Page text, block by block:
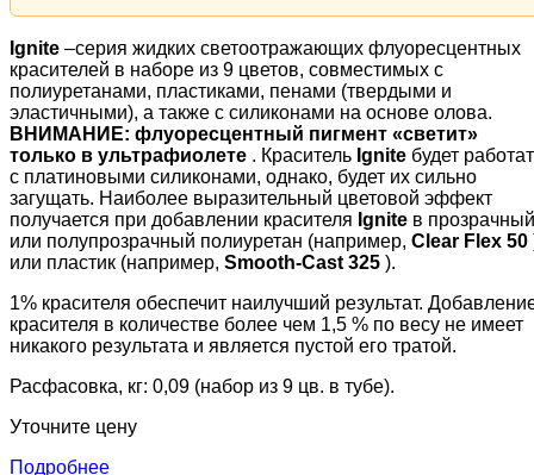
Ignite –серия жидких светоотражающих флуоресцентных
красителей в наборе из 9 цветов, совместимых с
полиуретанами, пластиками, пенами (твердыми и
эластичными), а также с силиконами на основе олова.
ВНИМАНИЕ: флуоресцентный пигмент «светит»
только в ультрафиолете . Краситель Ignite будет
с платиновыми силиконами, однако, будет их сильно
загущать. Наиболее выразительный цветовой эффект
получается при добавлении красителя Ignite в прозрачный
или полупрозрачный полиуретан (например, Clear Flex 50
или пластик (например, Smooth-Cast 325 ).
1% красителя обеспечит наилучший результат.
красителя в количестве более чем 1,5 % по весу не имеет
никакого результата и является пустой его тратой.
Расфасовка, кг: 0,09 (набор из 9 цв. в тубе).
Уточните цену
Подробнее